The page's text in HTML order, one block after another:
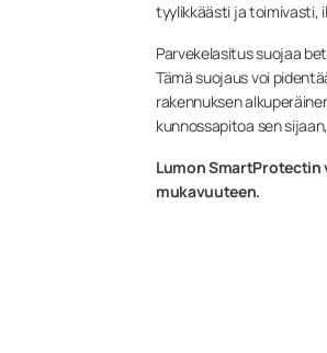
tyylikkäästi ja toimivasti,
Parvekelasitus suojaa
Tämä suojaus voi
rakennuksen
kunnossapitoa sen
Lumon SmartProtectin
mukavuuteen.